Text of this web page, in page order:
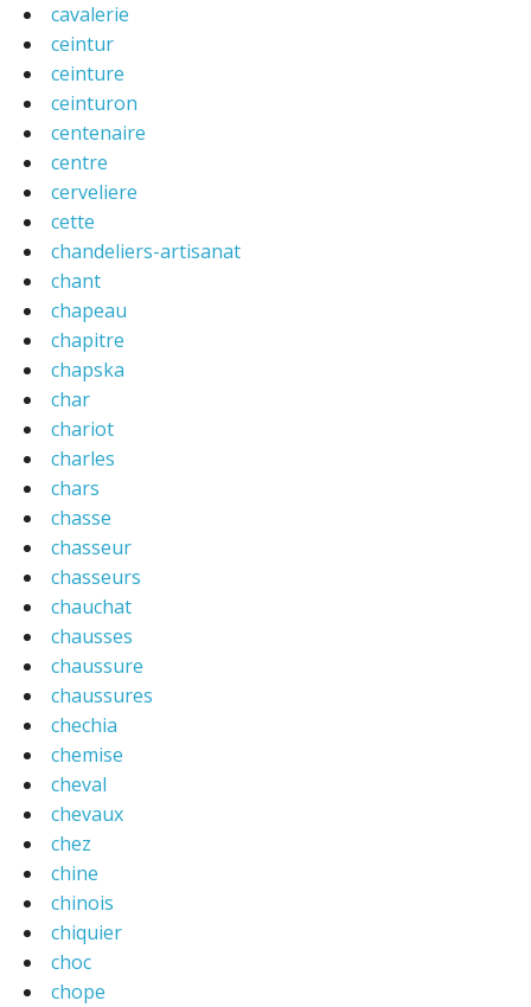
cavalerie
ceintur
ceinture
ceinturon
centenaire
centre
cerveliere
cette
chandeliers-artisanat
chant
chapeau
chapitre
chapska
char
chariot
charles
chars
chasse
chasseur
chasseurs
chauchat
chausses
chaussure
chaussures
chechia
chemise
cheval
chevaux
chez
chine
chinois
chiquier
choc
chope